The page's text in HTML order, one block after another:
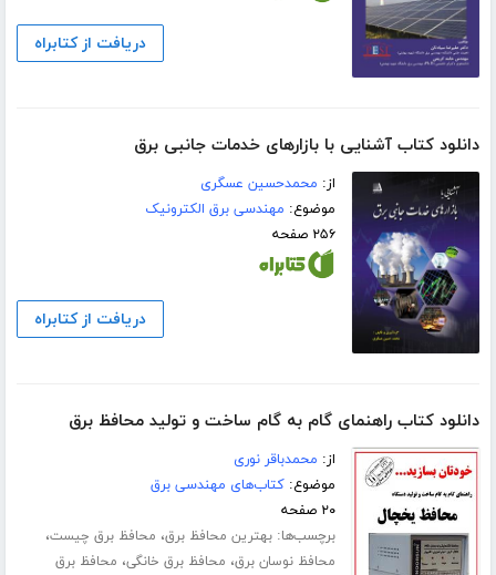
دریافت از کتابراه
دانلود کتاب آشنایی با بازارهای خدمات جانبی برق
از: محمدحسین عسگری
موضوع: مهندسی برق الکترونیک
۲۵۶ صفحه
دریافت از کتابراه
دانلود کتاب راهنمای گام به گام ساخت و تولید محافظ برق
از: محمدباقر نوری
موضوع:کتاب‌های مهندسی برق
۲۰ صفحه
برچسب‌ها:بهترین محافظ برق، محافظ برق چیست،
محافظ نوسان برق، محافظ برق خانگی، محافظ برق